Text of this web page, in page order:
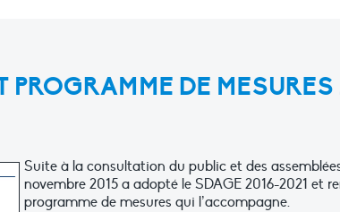
PROGRAMME DE MESURES
Suite à la consultation du public et des
novembre 2015 a adopté le SDAGE 2016-2021 et
programme de mesures qui l’accompagne.